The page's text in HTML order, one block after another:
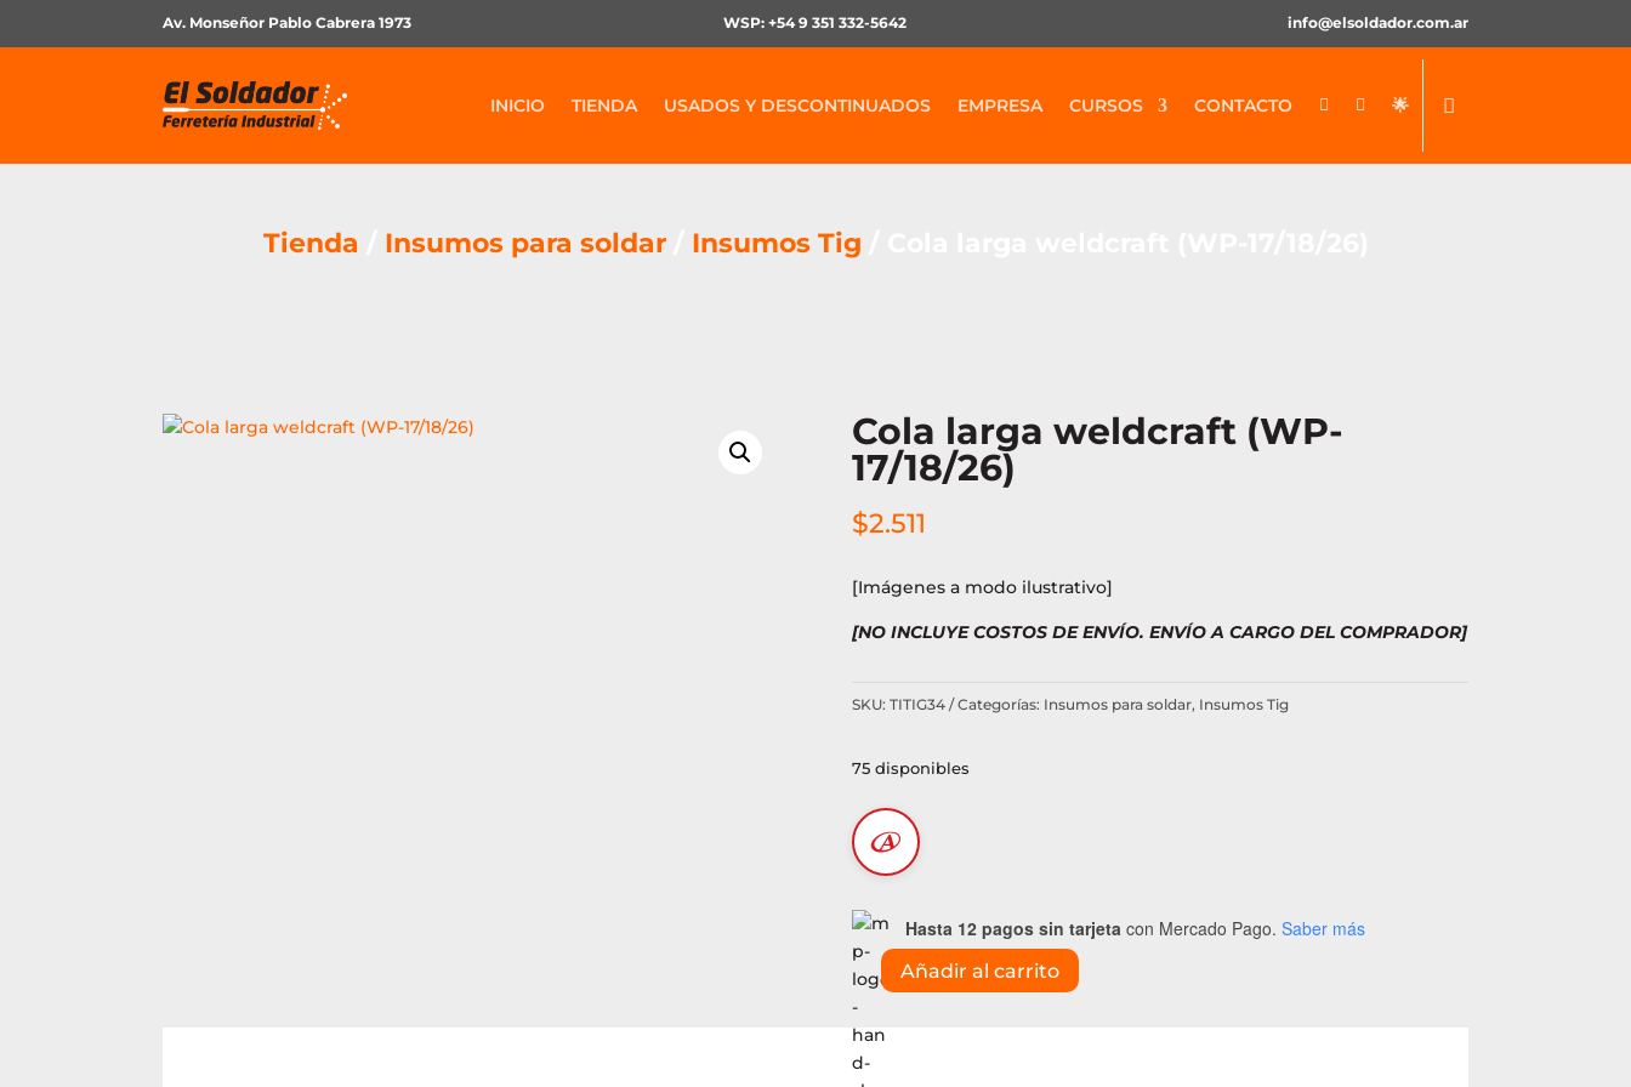
Av. Monseñor Pablo Cabrera 1973 WSP: +54 9 351 332-5642 info@elsoldador.com.ar
INICIO TIENDA USADOS Y DESCONTINUADOS EMPRESA CURSOS CONTACTO   🌟
Tienda Insumos para soldar/ Insumos Tig
Cola larga weldcraft (WP-
17/18/26)
$2.511
[Imágenes a modo ilustrativo]
[NO INCLUYE COSTOS DE ENVÍO. ENVÍO A CARGO DEL COMPRADOR]
SKU: TITIG34 Categorías: Insumos para soldar, Insumos Tig
75 disponibles
Hasta 12 pagos sin tarjetacon Mercado Pago. Saber más
Cola
larga
weldcraft
(WP-
Añadir al carrito